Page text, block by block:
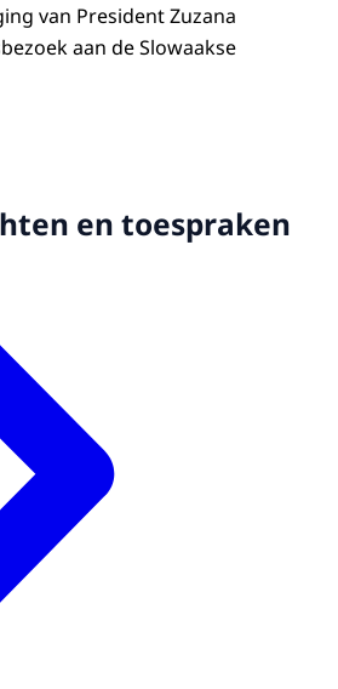
van President Zuzana
aan de Slowaakse
en toespraken